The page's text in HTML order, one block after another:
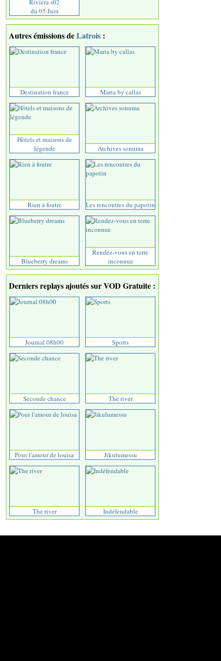
Riviera s02
du 05 Juin
Autres émissions deLatrois :
Destination france Maria by callas
Hôtels et maisons de
légende
Archives sonuma
Rien à foutre Les rencontres du papotin
Blueberry dreams
Rendez-vous en terre
inconnue
Derniers replays ajoutés sur VOD Gratuite :
Journal 08h00 Sports
Seconde chance The river
Pour l'amour de louisa Jikulumessu
The river Indéfendable